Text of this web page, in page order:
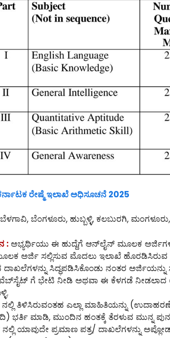
ರೇಷ್ಮೆ ಇಲಾಖೆ ಅಧಿಸೂಚನೆ 2025
ಬೆಳಗಾವಿ, ಬೆಂಗಳೂರು, ಹುಬ್ಬಳ್ಳಿ, ಕಲಬುರಗಿ,
: ಅಭ್ಯರ್ಥಿಯು ಈ ಹುದ್ದೆಗೆ ಆನ್‌ಲೈನ್‌ ಮೂಲಕ
ಅರ್ಜಿ ಸಲ್ಲಿಸುವ ಮೊದಲು ಇಲಾಖೆ
ದಾಖಲೆಗಳನ್ನು ಸಿದ್ಧಪಡಿಸಿಕೊಂಡು ನಂತರ ಅರ್ಜಿಯನ್ನು
ಗೆ ಭೇಟಿ ನೀಡಿ ಅಥವಾ ಈ ಕೆಳಗಡೆ ನೀಡಲಾದ
ನಲ್ಲಿ ತಿಳಿಸಿರುವಂತಹ ಎಲ್ಲಾ ಮಾಹಿತಿಯನ್ನು
ಭರ್ತಿ ಮಾಡಿ, ಮುಂದಿನ ಹಂತಕ್ಕೆ ತೆರಳುವ ಮುನ್ನ
ಯಾವುದೇ ಪ್ರಮಾಣ ಪತ್ರ/ ದಾಖಲೆಗಳನ್ನು